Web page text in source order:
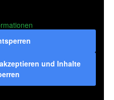
und Inhalte